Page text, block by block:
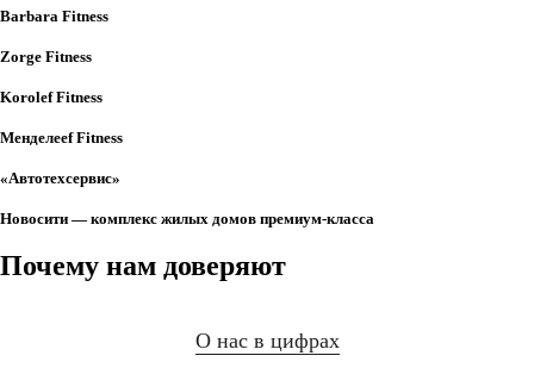
Barbara Fitness
Zorge Fitness
Korolef Fitness
Менделееf Fitness
«Автотехсервис»
Новосити — комплекс жилых домов премиум-класса
Почему нам доверяют
О нас в цифрах